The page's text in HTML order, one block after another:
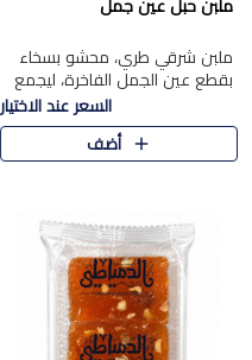
ملبن حبل عين جمل
ملبن شرقي طري، محشو بسخاء
بقطع عين الجمل الفاخرة، ليجمع
بين القوام الناعم وقرمشة الجوز
في مذاق شرقي أصيل.
السعر عند الاختيار
أضف